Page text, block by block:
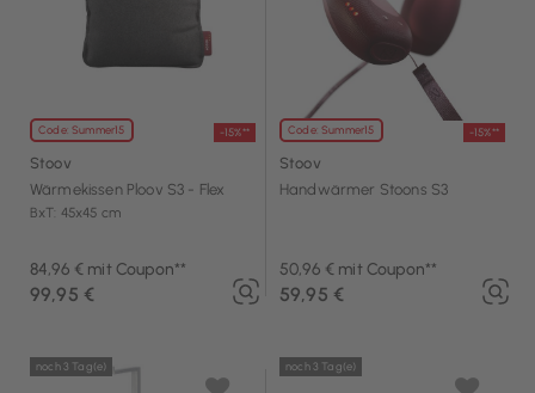
Code: Summer15 -15%**
Stoov
Wärmekissen Ploov S3 - Flex
BxT: 45x45 cm
84,96 € mit Coupon**
99,95 €
Code: Summer15 -15%**
Stoov
Handwärmer Stoons S3
50,96 € mit Coupon**
59,95 €
noch 3 Tag(e) noch 3 Tag(e)